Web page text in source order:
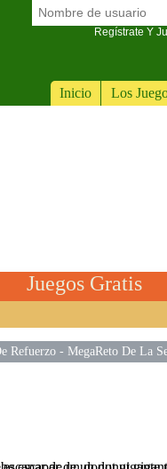
Inicio Los
Regístrate Y
Juegos Gratis
Refuerzo - MegaReto De La